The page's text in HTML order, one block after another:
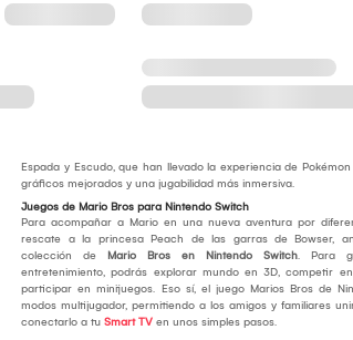
Espada y Escudo, que han llevado la experiencia de
gráficos mejorados y una jugabilidad más inmersiva.
Juegos de Mario Bros para Nintendo Switch
Para acompañar a Mario en una nueva aventura por
rescate a la princesa Peach de las garras de Bowser,
colección de
Mario Bros en Nintendo Switch. Para
entretenimiento, podrás explorar mundo en 3D, competir
participar en minijuegos. Eso sí, el juego Marios Bros de
modos multijugador, permitiendo a los amigos y familiares
conectarlo a tu Smart TV en unos simples pasos.